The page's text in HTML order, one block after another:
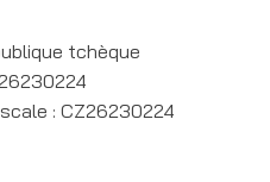
tchèque
: CZ26230224